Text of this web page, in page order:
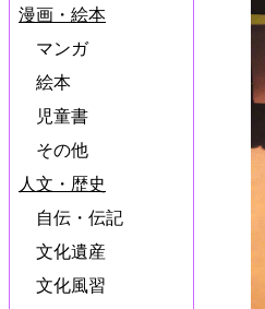
漫画・絵本
マンガ
絵本
児童書
その他
人文・歴史
自伝・伝記
文化遺産
文化風習